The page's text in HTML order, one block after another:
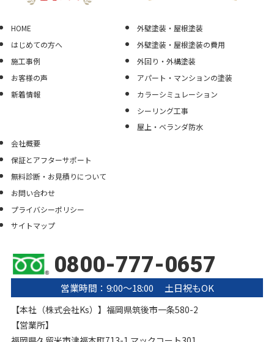
0800-777-0657
営業時間：9:00〜18:00 土日祝もOK
【本社（株式会社Ks）】福岡県筑後市一条580-2
【営業所】
HOME
はじめての方へ
施工事例
お客様の声
新着情報
外壁塗装・屋根塗装
外壁塗装・屋根塗装の費用
外回り・外構塗装
アパート・マンションの塗装
カラーシミュレーション
シーリング工事
屋上・ベランダ防水
会社概要
保証とアフターサポート
無料診断・お見積りについて
お問い合わせ
プライバシーポリシー
サイトマップ